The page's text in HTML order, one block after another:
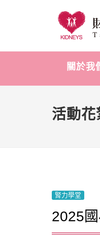
關於我
活動花
腎力學堂
2025